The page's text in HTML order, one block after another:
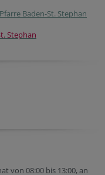
Baden-St. Stephan
Stephan
von 08:00 bis 13:00, an